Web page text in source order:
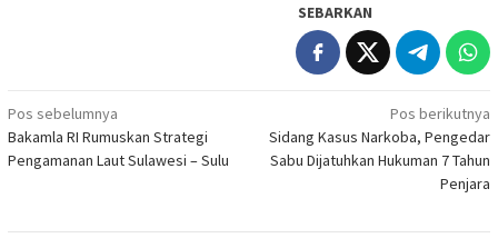
SEBARKAN
Navigasi
pos
Pos sebelumnya
Bakamla RI Rumuskan Strategi
Pengamanan Laut Sulawesi – Sulu
Pos berikutnya
Sidang Kasus Narkoba, Pengedar
Sabu Dijatuhkan Hukuman 7 Tahun
Penjara